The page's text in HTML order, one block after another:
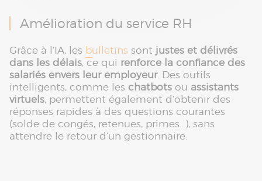
Amélioration du service RH
Grâce à l’IA, les bulletins sont justes et délivrés
dans les délais, ce qui renforce la confiance des
salariés envers leur employeur. Des outils
intelligents, comme les chatbots ou assistants
virtuels, permettent également d’obtenir des
réponses rapides à des questions courantes
(solde de congés, retenues, primes…), sans
attendre le retour d’un gestionnaire.